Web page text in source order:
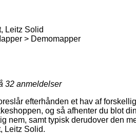
Leitz Solid
> Demomapper
32 anmeldelser
efterhånden et hav af
og så afhenter du blot
nem, samt typisk derudover den
Leitz Solid.